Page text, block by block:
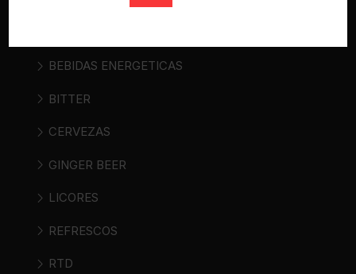
BEBIDAS ENERGETICAS
BITTER
CERVEZAS
GINGER BEER
LICORES
REFRESCOS
RTD